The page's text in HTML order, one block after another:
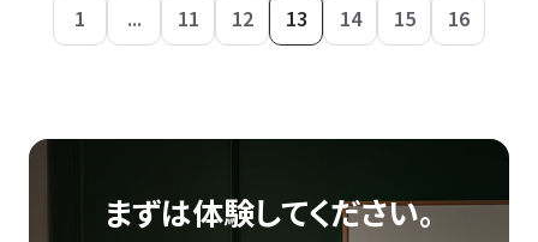
1 ... 11 12 13 14 15 16
まずは体験してください。